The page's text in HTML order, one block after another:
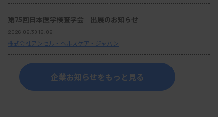
第75回日本医学検査学会 出展のお知らせ
2026.06.30 15:06
株式会社アンセル・ヘルスケア・ジャパン
企業お知らせをもっと見る